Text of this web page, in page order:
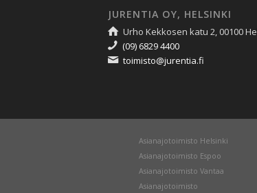
JURENTIA OY, HELSINKI
Urho Kekkosen katu 2, 00100
(09) 6829 4400
toimisto@jurentia.fi
Asianajotoimisto Helsinki
Asianajotoimisto Espoo
Asianajotoimisto Vantaa
Asianajotoimisto